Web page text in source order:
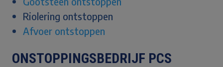
Riolering ontstoppen
Afvoer ontstoppen
ONSTOPPINGSBEDRIJF PCS